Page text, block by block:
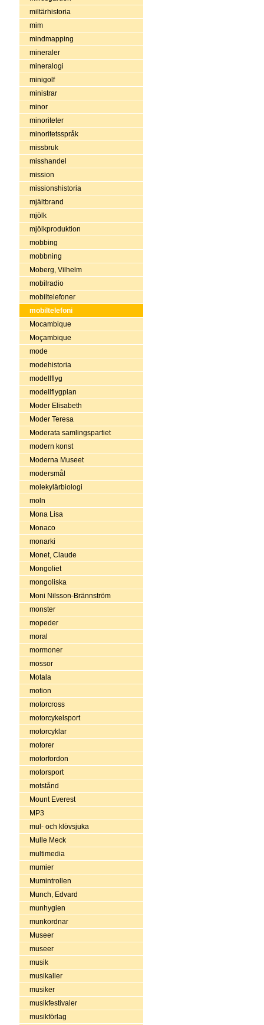
miltärhistoria
mim
mindmapping
mineraler
mineralogi
minigolf
ministrar
minor
minoriteter
minoritetsspråk
missbruk
misshandel
mission
missionshistoria
mjältbrand
mjölk
mjölkproduktion
mobbing
mobbning
Moberg, Vilhelm
mobilradio
mobiltelefoner
mobiltelefoni
Mocambique
Moçambique
mode
modehistoria
modellflyg
modellflygplan
Moder Elisabeth
Moder Teresa
Moderata samlingspartiet
modern konst
Moderna Museet
modersmål
molekylärbiologi
moln
Mona Lisa
Monaco
monarki
Monet, Claude
Mongoliet
mongoliska
Moni Nilsson-Brännström
monster
mopeder
moral
mormoner
mossor
Motala
motion
motorcross
motorcykelsport
motorcyklar
motorer
motorfordon
motorsport
motstånd
Mount Everest
MP3
mul- och klövsjuka
Mulle Meck
multimedia
mumier
Mumintrollen
Munch, Edvard
munhygien
munkordnar
Museer
museer
musik
musikalier
musiker
musikfestivaler
musikförlag